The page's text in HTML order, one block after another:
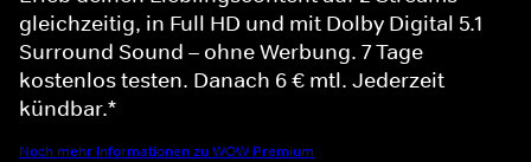
gleichzeitig, in Full HD und mit Dolby Digital 5.1
Surround Sound – ohne Werbung. 7 Tage
kostenlos testen. Danach 6 € mtl. Jederzeit
kündbar.*
Noch mehr Informationen zu WOW Premium